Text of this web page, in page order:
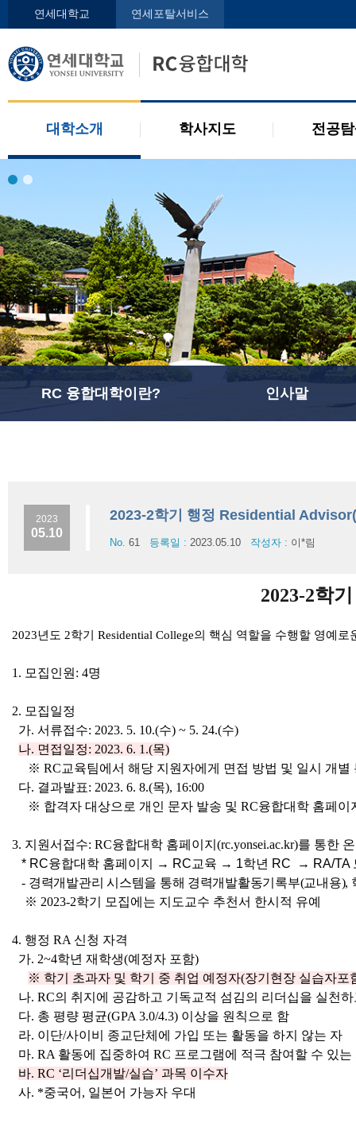
연세대학교 연세포탈서비스
대학소개 학사지도 전공
인사말
오시는 길
학사지도사
RC 융합대학이란? 인사말
2023
05.10
2023-2학기 행정 Residential
No. 61 등록일 : 2023.05.10 작성자 : 이*림
2023-2학
2023년도 2학기 Residential College의 핵심 역할을 수행할 영예
1. 모집인원: 4명
2. 모집일정
가. 서류접수: 2023. 5. 10.(수) ~ 5. 24.(수)
나. 면접일정: 2023. 6. 1.(목)
※ RC교육팀에서 해당 지원자에게 면접 방법 및 일시 개별
다. 결과발표: 2023. 6. 8.(목), 16:00
※ 합격자 대상으로 개인 문자 발송 및 RC융합대학 홈페이
3. 지원서접수: RC융합대학 홈페이지(rc.yonsei.ac.kr)를 통한
* RC융합대학 홈페이지 → RC교육 → 1학년 RC → RA/TA
- 경력개발관리 시스템을 통해 경력개발활동기록부(교내용),
※ 2023-2학기 모집에는 지도교수 추천서 한시적 유예
4. 행정 RA 신청 자격
가. 2~4학년 재학생(예정자 포함)
※ 학기 초과자 및 학기 중 취업 예정자(장기현장 실습자포
나. RC의 취지에 공감하고 기독교적 섬김의 리더십을 실천
다. 총 평량 평균(GPA 3.0/4.3) 이상을 원칙으로 함
라. 이단/사이비 종교단체에 가입 또는 활동을 하지 않는 자
마. RA 활동에 집중하여 RC 프로그램에 적극 참여할 수 있는
바. RC ‘리더십개발/실습’ 과목 이수자
사. *중국어, 일본어 가능자 우대